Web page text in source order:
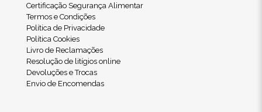
Certificação Segurança Alimentar
Termos e Condições
Política de Privacidade
Política Cookies
Livro de Reclamações
Resolução de litígios online
Devoluções e Trocas
Envio de Encomendas